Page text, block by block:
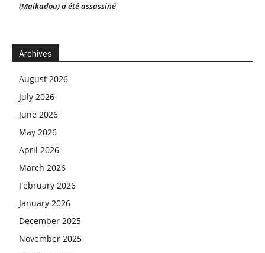
(Maikadou) a été assassiné
Archives
August 2026
July 2026
June 2026
May 2026
April 2026
March 2026
February 2026
January 2026
December 2025
November 2025